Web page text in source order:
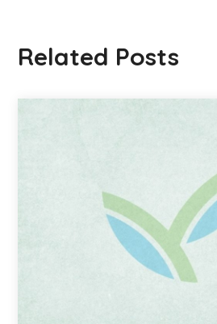
Related Posts